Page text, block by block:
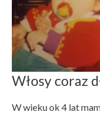
Włosy coraz
W wieku ok 4 lat